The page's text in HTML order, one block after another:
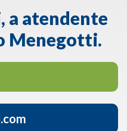
a atendente
Menegotti.